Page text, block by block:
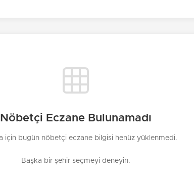
Nöbetçi Eczane Bulunamadı
için bugün nöbetçi eczane bilgisi henüz yüklenmedi.
Başka bir şehir seçmeyi deneyin.